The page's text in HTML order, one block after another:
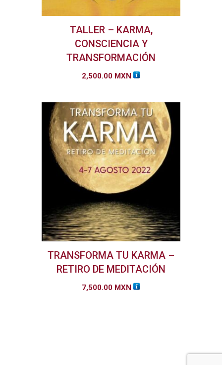
TALLER – KARMA,
CONSCIENCIA Y
TRANSFORMACIÓN
2,500.00 MXN
TRANSFORMA TU KARMA –
RETIRO DE MEDITACIÓN
7,500.00 MXN